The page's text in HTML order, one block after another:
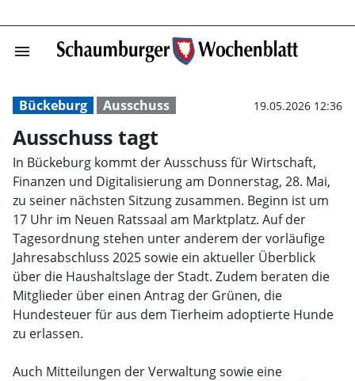
menu Ausschuss tagt
Bückeburg Ausschuss 19.05.2026 12:36
Ausschuss tagt
In Bückeburg kommt der Ausschuss für Wirtschaft,
Finanzen und Digitalisierung am Donnerstag, 28. Mai,
zu seiner nächsten Sitzung zusammen. Beginn ist um
17 Uhr im Neuen Ratssaal am Marktplatz. Auf der
Tagesordnung stehen unter anderem der vorläufige
Jahresabschluss 2025 sowie ein aktueller Überblick
über die Haushaltslage der Stadt. Zudem beraten die
Mitglieder über einen Antrag der Grünen, die
Hundesteuer für aus dem Tierheim adoptierte Hunde
zu erlassen.
Auch Mitteilungen der Verwaltung sowie eine